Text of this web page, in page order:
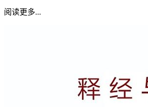
阅读更多...